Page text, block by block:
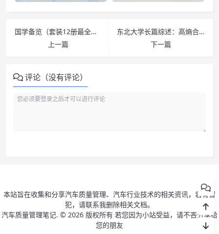
国学备览（套装12册最全国学合辑）+国学三剑客（套装三册必读国学知识）
上一篇
东北大学长篇综述：高熵合金搅拌摩擦焊接与加工中的微观组织与力学性能
下一篇
评论（没有评论）
本站旨在收集和分享汽车质量管理、汽车行业技术的相关资讯，若有冒
犯，请联系我删除相关文档。
汽车质量管理笔记. © 2026 版权所有 若您因为小站受益，请不吝分享给
您的朋友